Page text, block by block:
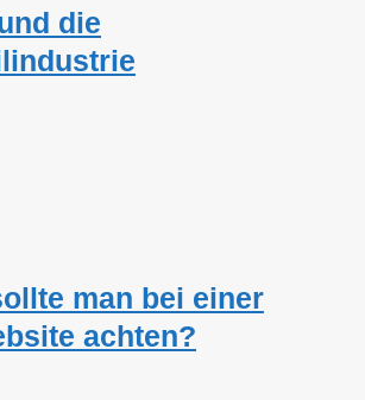
die
man bei einer
achten?